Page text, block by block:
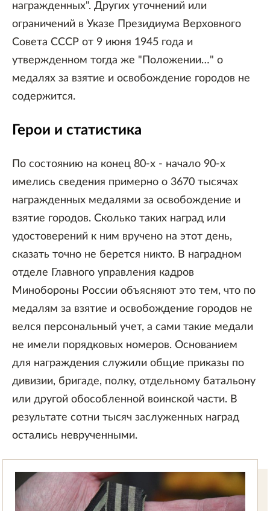
награжденных". Других уточнений или
ограничений в Указе Президиума Верховного
Совета СССР от 9 июня 1945 года и
утвержденном тогда же "Положении…" о
медалях за взятие и освобождение городов не
содержится.
Герои и статистика
По состоянию на конец 80-х - начало 90-х
имелись сведения примерно о 3670 тысячах
награжденных медалями за освобождение и
взятие городов. Сколько таких наград или
удостоверений к ним вручено на этот день,
сказать точно не берется никто. В наградном
отделе Главного управления кадров
Минобороны России объясняют это тем, что по
медалям за взятие и освобождение городов не
велся персональный учет, а сами такие медали
не имели порядковых номеров. Основанием
для награждения служили общие приказы по
дивизии, бригаде, полку, отдельному батальону
или другой обособленной воинской части. В
результате сотни тысяч заслуженных наград
остались неврученными.